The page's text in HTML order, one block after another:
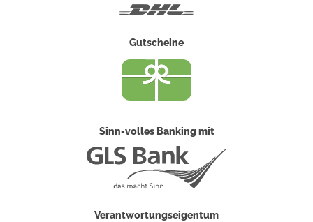
Gutscheine
Sinn-volles Banking mit
Verantwortungseigentum